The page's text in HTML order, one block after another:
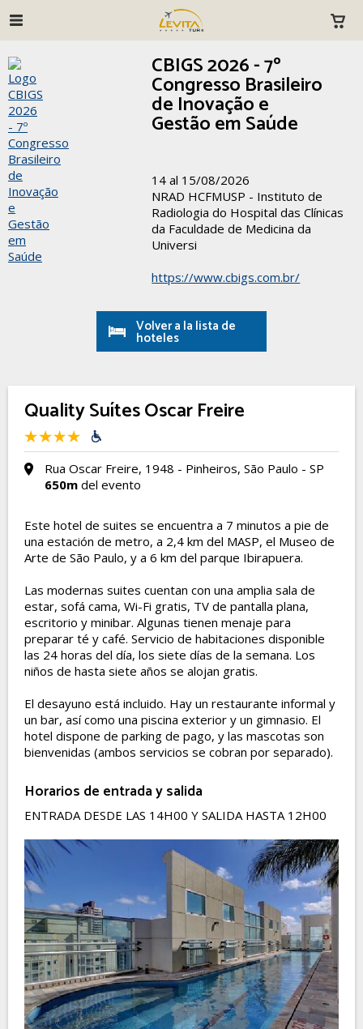
CBIGS 2026 - 7º
Congresso Brasileiro
de Inovação e
Gestão em Saúde
14 al 15/08/2026
NRAD HCFMUSP - Instituto de
Radiologia do Hospital das Clínicas
da Faculdade de Medicina da
Universi
https://www.cbigs.com.br/
Volver a la lista de
hoteles
Quality Suítes Oscar Freire
Rua Oscar Freire, 1948 - Pinheiros, São Paulo - SP
650m del evento
Este hotel de suites se encuentra a 7 minutos a pie de
una estación de metro, a 2,4 km del MASP, el Museo de
Arte de São Paulo, y a 6 km del parque Ibirapuera.
Las modernas suites cuentan con una amplia sala de
estar, sofá cama, Wi-Fi gratis, TV de pantalla plana,
escritorio y minibar. Algunas tienen menaje para
preparar té y café. Servicio de habitaciones disponible
las 24 horas del día, los siete días de la semana. Los
niños de hasta siete años se alojan gratis.
El desayuno está incluido. Hay un restaurante informal y
un bar, así como una piscina exterior y un gimnasio. El
hotel dispone de parking de pago, y las mascotas son
bienvenidas (ambos servicios se cobran por separado).
Horarios de entrada y salida
ENTRADA DESDE LAS 14H00 Y SALIDA HASTA 12H00